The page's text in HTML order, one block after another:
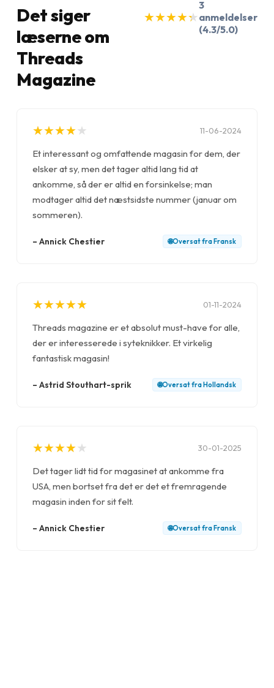
Det siger
læserne om
Threads
Magazine
★
★★
★★
★★
★★
★
3
anmeldelser
(4.3/5.0)
★
★★
★★
★★
★★
★ 11-06-2024
Et interessant og omfattende magasin for dem, der
elsker at sy, men det tager altid lang tid at
ankomme, så der er altid en forsinkelse; man
modtager altid det næstsidste nummer (januar om
sommeren).
– Annick Chestier 🌐Oversat fra Fransk
★
★★
★★
★★
★★
★ 01-11-2024
Threads magazine er et absolut must-have for alle,
der er interesserede i syteknikker. Et virkelig
fantastisk magasin!
– Astrid Stouthart-sprik 🌐Oversat fra Hollandsk
★
★★
★★
★★
★★
★ 30-01-2025
Det tager lidt tid for magasinet at ankomme fra
USA, men bortset fra det er det et fremragende
magasin inden for sit felt.
– Annick Chestier 🌐Oversat fra Fransk